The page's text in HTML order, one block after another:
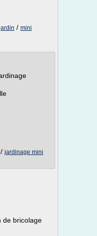
/ mini
/ jardinage mini
de bricolage